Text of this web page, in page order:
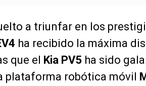
a triunfar en los
ha recibido la máxima
que el Kia PV5 ha sido
plataforma robótica móvil